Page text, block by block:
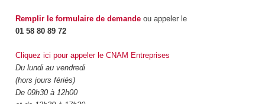
Remplir le formulaire de demandeou appeler le
01 58 80 89 72
Cliquez ici pour appeler le CNAM Entreprises
Du lundi au vendredi
(hors jours fériés)
De 09h30 à 12h00